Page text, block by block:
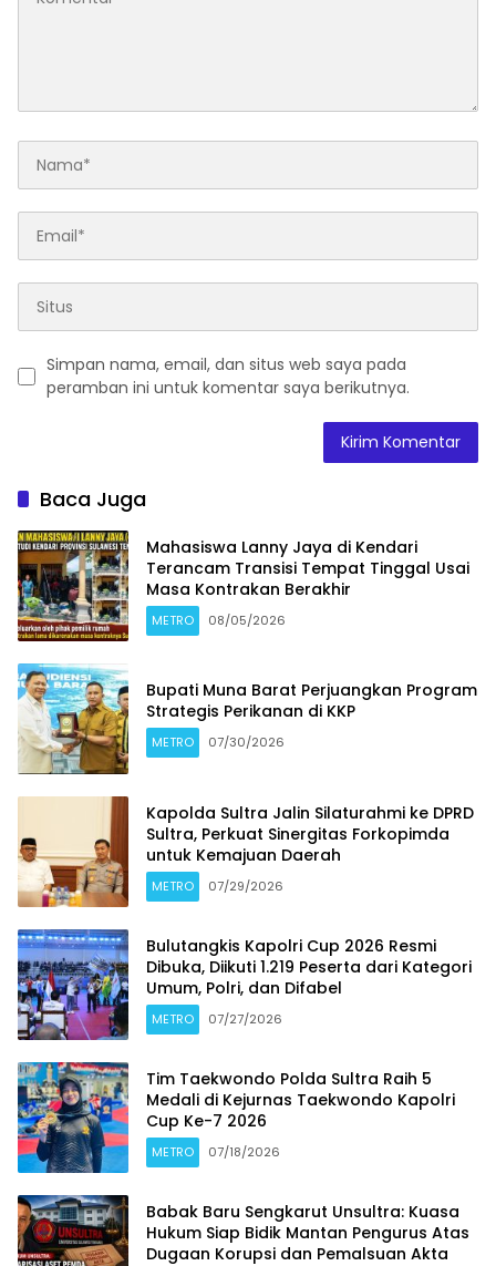
Simpan nama, email, dan situs web saya pada
peramban ini untuk komentar saya berikutnya.
Baca Juga
Mahasiswa Lanny Jaya di Kendari
Terancam Transisi Tempat Tinggal Usai
Masa Kontrakan Berakhir
METRO 08/05/2026
Bupati Muna Barat Perjuangkan Program
Strategis Perikanan di KKP
METRO 07/30/2026
Kapolda Sultra Jalin Silaturahmi ke DPRD
Sultra, Perkuat Sinergitas Forkopimda
untuk Kemajuan Daerah
METRO 07/29/2026
Bulutangkis Kapolri Cup 2026 Resmi
Dibuka, Diikuti 1.219 Peserta dari Kategori
Umum, Polri, dan Difabel
METRO 07/27/2026
Tim Taekwondo Polda Sultra Raih 5
Medali di Kejurnas Taekwondo Kapolri
Cup Ke-7 2026
METRO 07/18/2026
Babak Baru Sengkarut Unsultra: Kuasa
Hukum Siap Bidik Mantan Pengurus Atas
Dugaan Korupsi dan Pemalsuan Akta